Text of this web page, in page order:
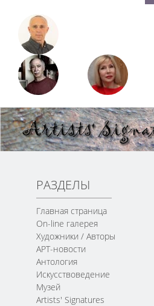
РАЗДЕЛЫ
Главная страница
On-line галерея
Художники / Авторы
АРТ-новости
Антология
Искусствоведение
Музей
Artists' Signatures